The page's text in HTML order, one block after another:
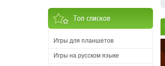
Топ списков
Игры для планшетов
Игры на русском языке